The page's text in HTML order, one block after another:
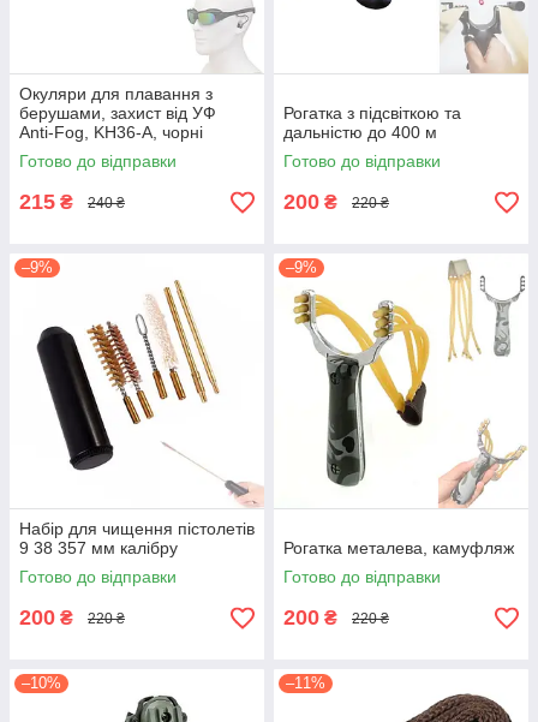
Окуляри для плавання з
берушами, захист від УФ
Anti-Fog, KH36-A, чорні
Готово до відправки
215 ₴ 240 ₴
Рогатка з підсвіткою та
дальністю до 400 м
Готово до відправки
200 ₴ 220 ₴
–9%
Набір для чищення пістолетів
9 38 357 мм калібру
Готово до відправки
200 ₴ 220 ₴
–9%
Рогатка металева, камуфляж
Готово до відправки
200 ₴ 220 ₴
–10% –11%